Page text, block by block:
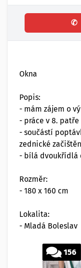
✆
Okna
Popis:
- mám zájem o
- práce v 8. patře
- součástí
zednické
- bílá dvoukřídlá
Rozměr:
- 180 x 160 cm
Lokalita:
- Mladá Boleslav
156